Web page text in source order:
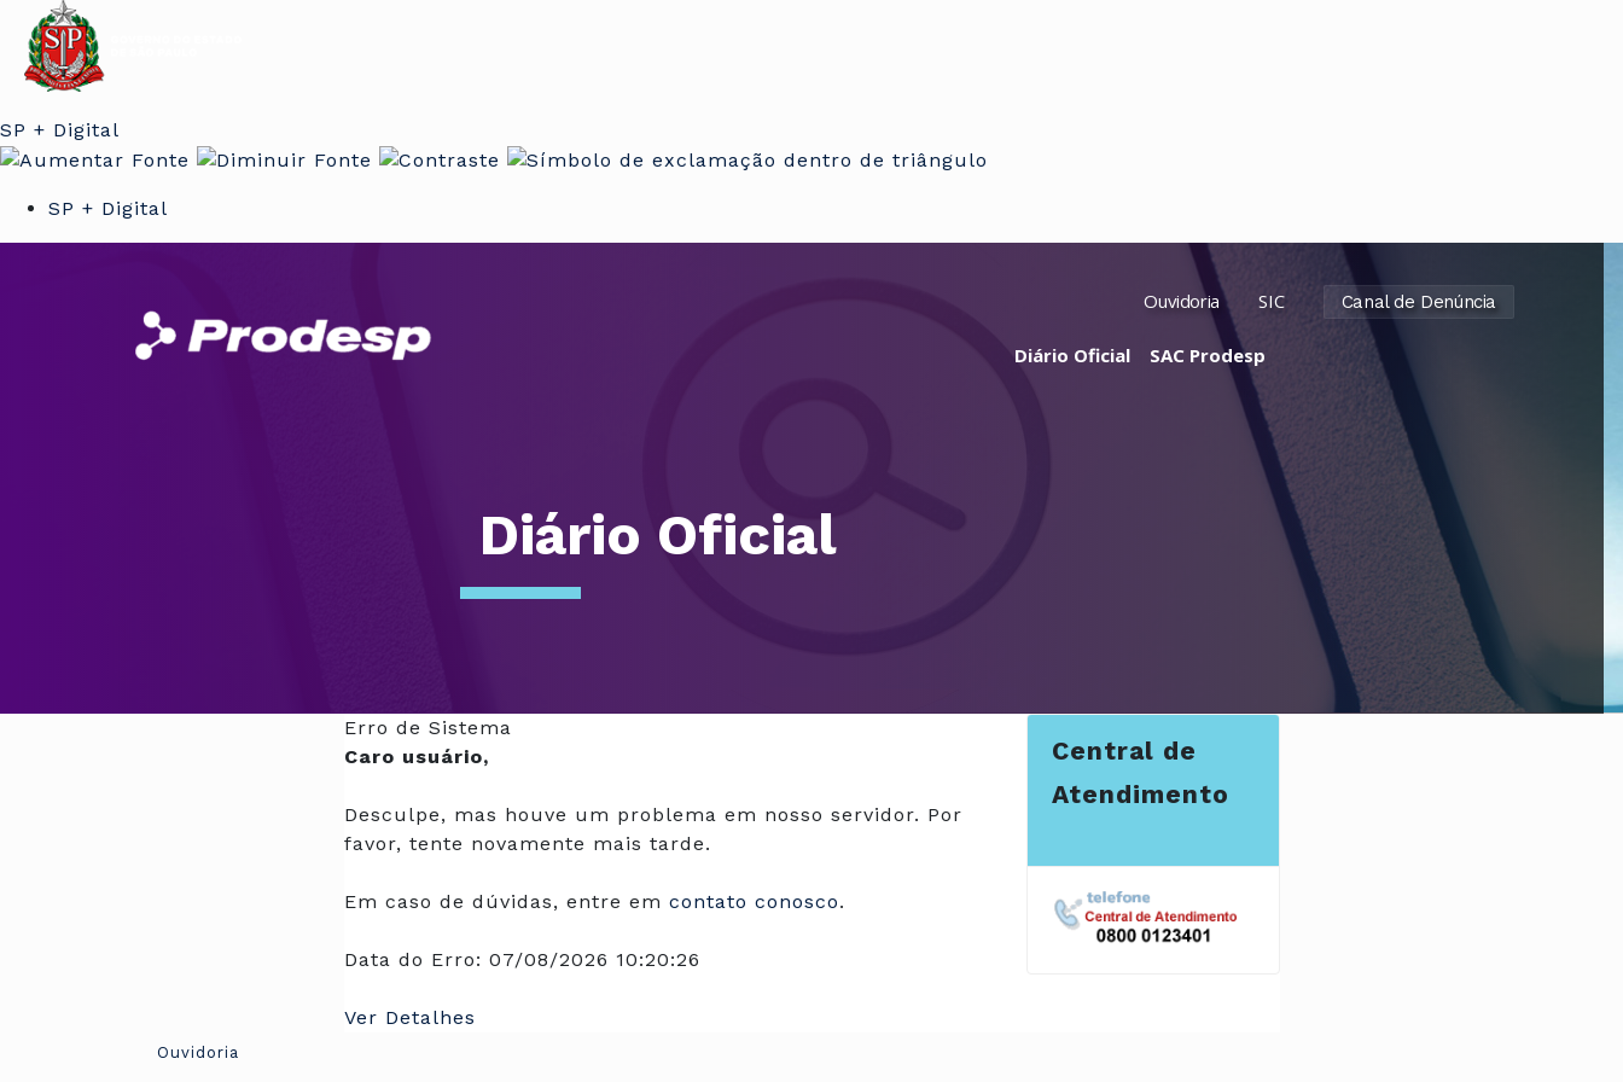
SP + Digital
SP + Digital
Ouvidoria SIC Canal de Denúncia
Diário Oficial SAC Prodesp
Diário Oficial
Erro de Sistema
Caro usuário,
Desculpe, mas houve um problema em nosso servidor. Por
favor, tente novamente mais tarde.
Em caso de dúvidas, entre em contato conosco.
Data do Erro: 07/08/2026 10:20:26
Ver Detalhes
Central de
Atendimento
Ouvidoria